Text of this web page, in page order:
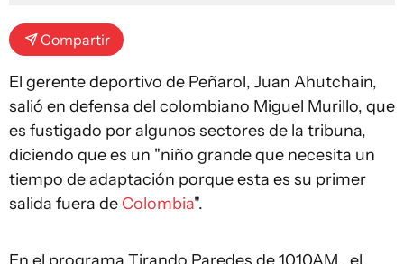
Compartir
El gerente deportivo de Peñarol, Juan Ahutchain,
salió en defensa del colombiano Miguel Murillo, que
es fustigado por algunos sectores de la tribuna,
diciendo que es un "niño grande que necesita un
tiempo de adaptación porque esta es su primer
salida fuera de Colombia".